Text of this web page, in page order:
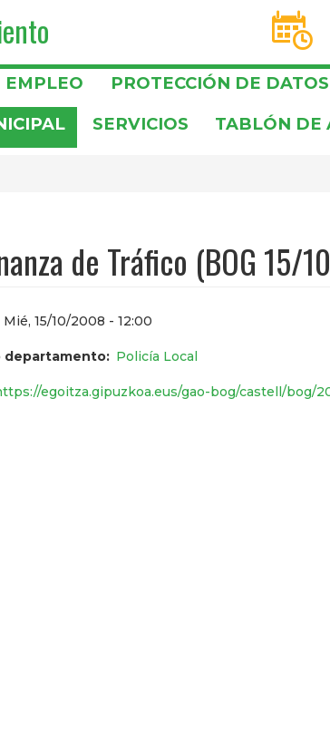
D
EMPLEO
PROTECCIÓN DE DATOS
SERVICIOS TABLÓN DE
de Tráfico (BOG 15/
Mié, 15/10/2008 - 12:00
departamento Policía Local
egoitza.gipuzkoa.eus/gao-bog/castell/bog/